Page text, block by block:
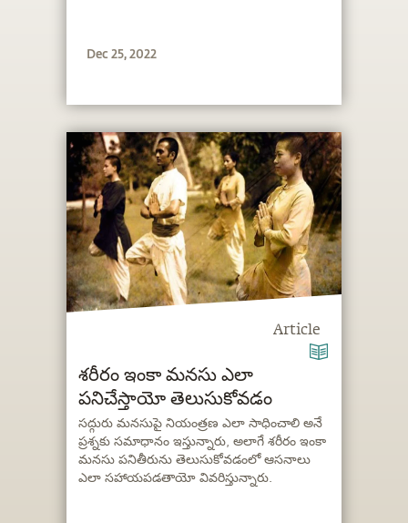
Dec 25, 2022
Article
శరీరం ఇంకా మనసు ఎలా
పనిచేస్తాయో తెలుసుకోవడం
సద్గురు మనసుపై నియంత్రణ ఎలా సాధించాలి అనే
ప్రశ్నకు సమాధానం ఇస్తున్నారు, అలాగే శరీరం ఇంకా
మనసు పనితీరును తెలుసుకోవడంలో ఆసనాలు
ఎలా సహాయపడతాయో వివరిస్తున్నారు.